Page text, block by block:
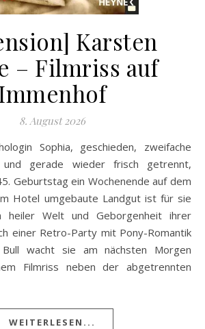
Karsten
– Filmriss auf
8. August 2026
und gerade wieder frisch getrennt,
Geburtstag ein Wochenende auf dem
Hotel umgebaute Landgut ist für sie
Welt und Geborgenheit ihrer
einer Retro-Party mit Pony-Romantik
wacht sie am nächsten Morgen
Filmriss neben der abgetrennten
WEITERLESEN...